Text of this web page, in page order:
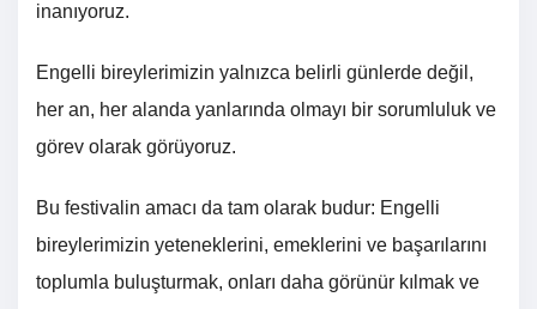
inanıyoruz.
Engelli bireylerimizin yalnızca belirli günlerde değil,
her an, her alanda yanlarında olmayı bir sorumluluk ve
görev olarak görüyoruz.
Bu festivalin amacı da tam olarak budur: Engelli
bireylerimizin yeteneklerini, emeklerini ve başarılarını
toplumla buluşturmak, onları daha görünür kılmak ve